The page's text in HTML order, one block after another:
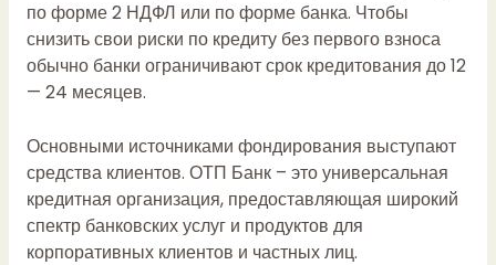
по форме 2 НДФЛ или по форме банка. Чтобы
снизить свои риски по кредиту без первого взноса
обычно банки ограничивают срок кредитования до 12
— 24 месяцев.
Основными источниками фондирования выступают
средства клиентов. ОТП Банк – это универсальная
кредитная организация, предоставляющая широкий
спектр банковских услуг и продуктов для
корпоративных клиентов и частных лиц.